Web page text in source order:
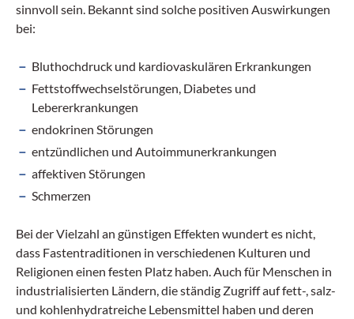
sinnvoll sein. Bekannt sind solche positiven Auswirkungen
bei:
Bluthochdruck und kardiovaskulären Erkrankungen
Fettstoffwechselstörungen, Diabetes und
Lebererkrankungen
endokrinen Störungen
entzündlichen und Autoimmun­erkrankungen
affektiven Störungen
Schmerzen
Bei der Vielzahl an günstigen Effekten wundert es nicht,
dass Fastentraditionen in verschiedenen Kulturen und
Religionen einen festen Platz haben. Auch für Menschen in
indus­trialisierten Ländern, die ständig Zugriff auf fett-, salz-
und kohlenhydratreiche­ Lebensmittel haben und deren